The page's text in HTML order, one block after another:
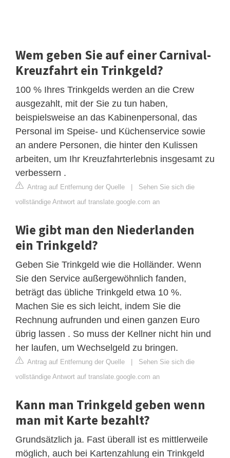
Wem geben Sie auf einer Carnival-
Kreuzfahrt ein Trinkgeld?
100 % Ihres Trinkgelds werden an die Crew
ausgezahlt, mit der Sie zu tun haben,
beispielsweise an das Kabinenpersonal, das
Personal im Speise- und Küchenservice sowie
an andere Personen, die hinter den Kulissen
arbeiten, um Ihr Kreuzfahrterlebnis insgesamt zu
verbessern .
Antrag auf Entfernung der Quelle | Sehen Sie sich die
vollständige Antwort auf translate.google.com an
Wie gibt man den Niederlanden
ein Trinkgeld?
Geben Sie Trinkgeld wie die Holländer. Wenn
Sie den Service außergewöhnlich fanden,
beträgt das übliche Trinkgeld etwa 10 %.
Machen Sie es sich leicht, indem Sie die
Rechnung aufrunden und einen ganzen Euro
übrig lassen . So muss der Kellner nicht hin und
her laufen, um Wechselgeld zu bringen.
Antrag auf Entfernung der Quelle | Sehen Sie sich die
vollständige Antwort auf translate.google.com an
Kann man Trinkgeld geben wenn
man mit Karte bezahlt?
Grundsätzlich ja. Fast überall ist es mittlerweile
möglich, auch bei Kartenzahlung ein Trinkgeld